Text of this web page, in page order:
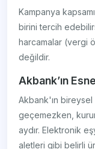
Kampanya
birini tercih
harcamalar (vergi
değildir.
Akbank’ın
Akbank'ın bireysel
geçemezken,
aydır. Elektronik
aletleri gibi belirli